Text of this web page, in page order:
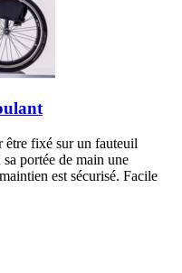
être fixé sur un fauteuil
portée de main une
est sécurisé. Facile